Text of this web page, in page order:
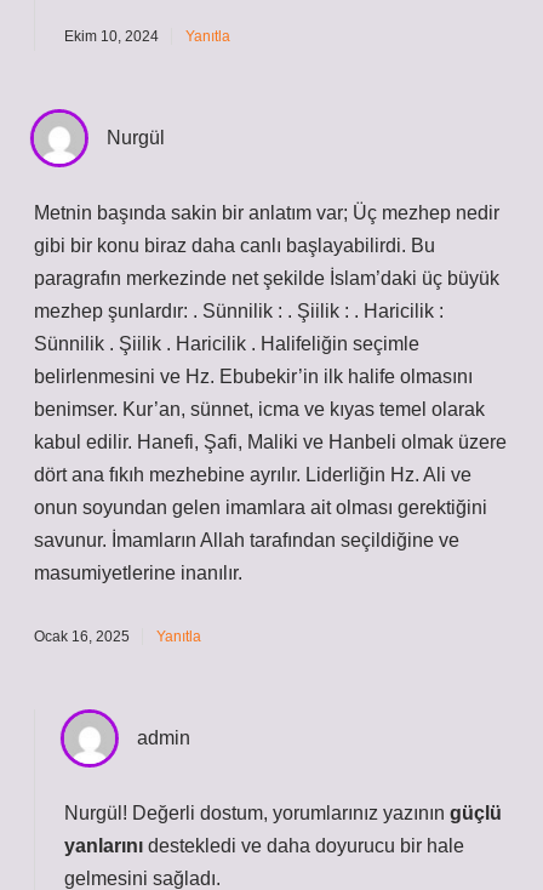
Ekim 10, 2024 Yanıtla
Nurgül
Metnin başında sakin bir anlatım var; Üç mezhep nedir
gibi bir konu biraz daha canlı başlayabilirdi. Bu
paragrafın merkezinde net şekilde İslam’daki üç büyük
mezhep şunlardır: . Sünnilik : . Şiilik : . Haricilik :
Sünnilik . Şiilik . Haricilik . Halifeliğin seçimle
belirlenmesini ve Hz. Ebubekir’in ilk halife olmasını
benimser. Kur’an, sünnet, icma ve kıyas temel olarak
kabul edilir. Hanefi, Şafi, Maliki ve Hanbeli olmak üzere
dört ana fıkıh mezhebine ayrılır. Liderliğin Hz. Ali ve
onun soyundan gelen imamlara ait olması gerektiğini
savunur. İmamların Allah tarafından seçildiğine ve
masumiyetlerine inanılır.
Ocak 16, 2025 Yanıtla
admin
Nurgül! Değerli dostum, yorumlarınız yazının güçlü
yanlarını destekledi ve daha doyurucu bir hale
gelmesini sağladı.